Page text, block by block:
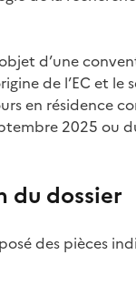
d’une
de l’EC et le
en résidence
2025 ou
du dossier
des pièces